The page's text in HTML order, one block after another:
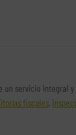
servicio integral
fiscales,